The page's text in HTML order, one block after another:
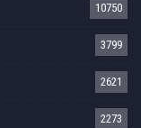
10750
3799
2621
2273